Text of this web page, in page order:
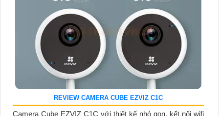
REVIEW CAMERA CUBE EZVIZ C1C
Camera Cube EZVIZ C1C với thiết kế nhỏ gọn, kết nối wifi